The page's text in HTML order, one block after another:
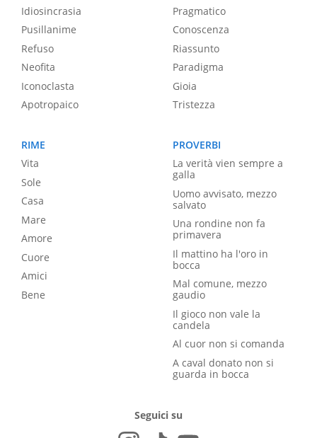
Idiosincrasia
Pusillanime
Refuso
Neofita
Iconoclasta
Apotropaico
Pragmatico
Conoscenza
Riassunto
Paradigma
Gioia
Tristezza
RIME
Vita
Sole
Casa
Mare
Amore
Cuore
Amici
Bene
PROVERBI
La verità vien sempre a
galla
Uomo avvisato, mezzo
salvato
Una rondine non fa
primavera
Il mattino ha l'oro in
bocca
Mal comune, mezzo
gaudio
Il gioco non vale la
candela
Al cuor non si comanda
A caval donato non si
guarda in bocca
Seguici su